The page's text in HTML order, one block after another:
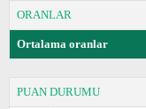
ORANLAR
Ortalama oranlar
PUAN DURUMU